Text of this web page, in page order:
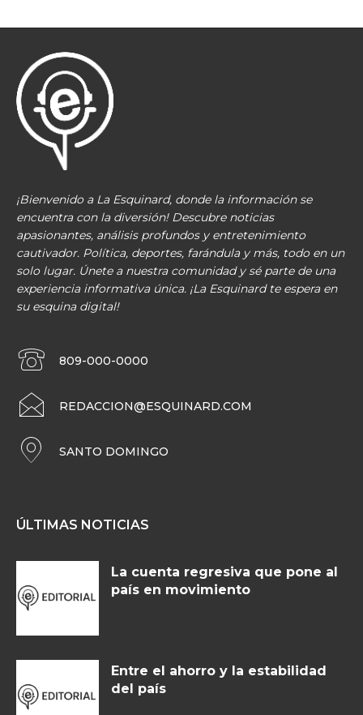
¡Bienvenido a La Esquinard, donde la información se
encuentra con la diversión! Descubre noticias
apasionantes, análisis profundos y entretenimiento
cautivador. Política, deportes, farándula y más, todo en un
solo lugar. Únete a nuestra comunidad y sé parte de una
experiencia informativa única. ¡La Esquinard te espera en
su esquina digital!
809-000-0000
REDACCION@ESQUINARD.COM
SANTO DOMINGO
ÚLTIMAS NOTICIAS
La cuenta regresiva que pone al
país en movimiento
Entre el ahorro y la estabilidad
del país